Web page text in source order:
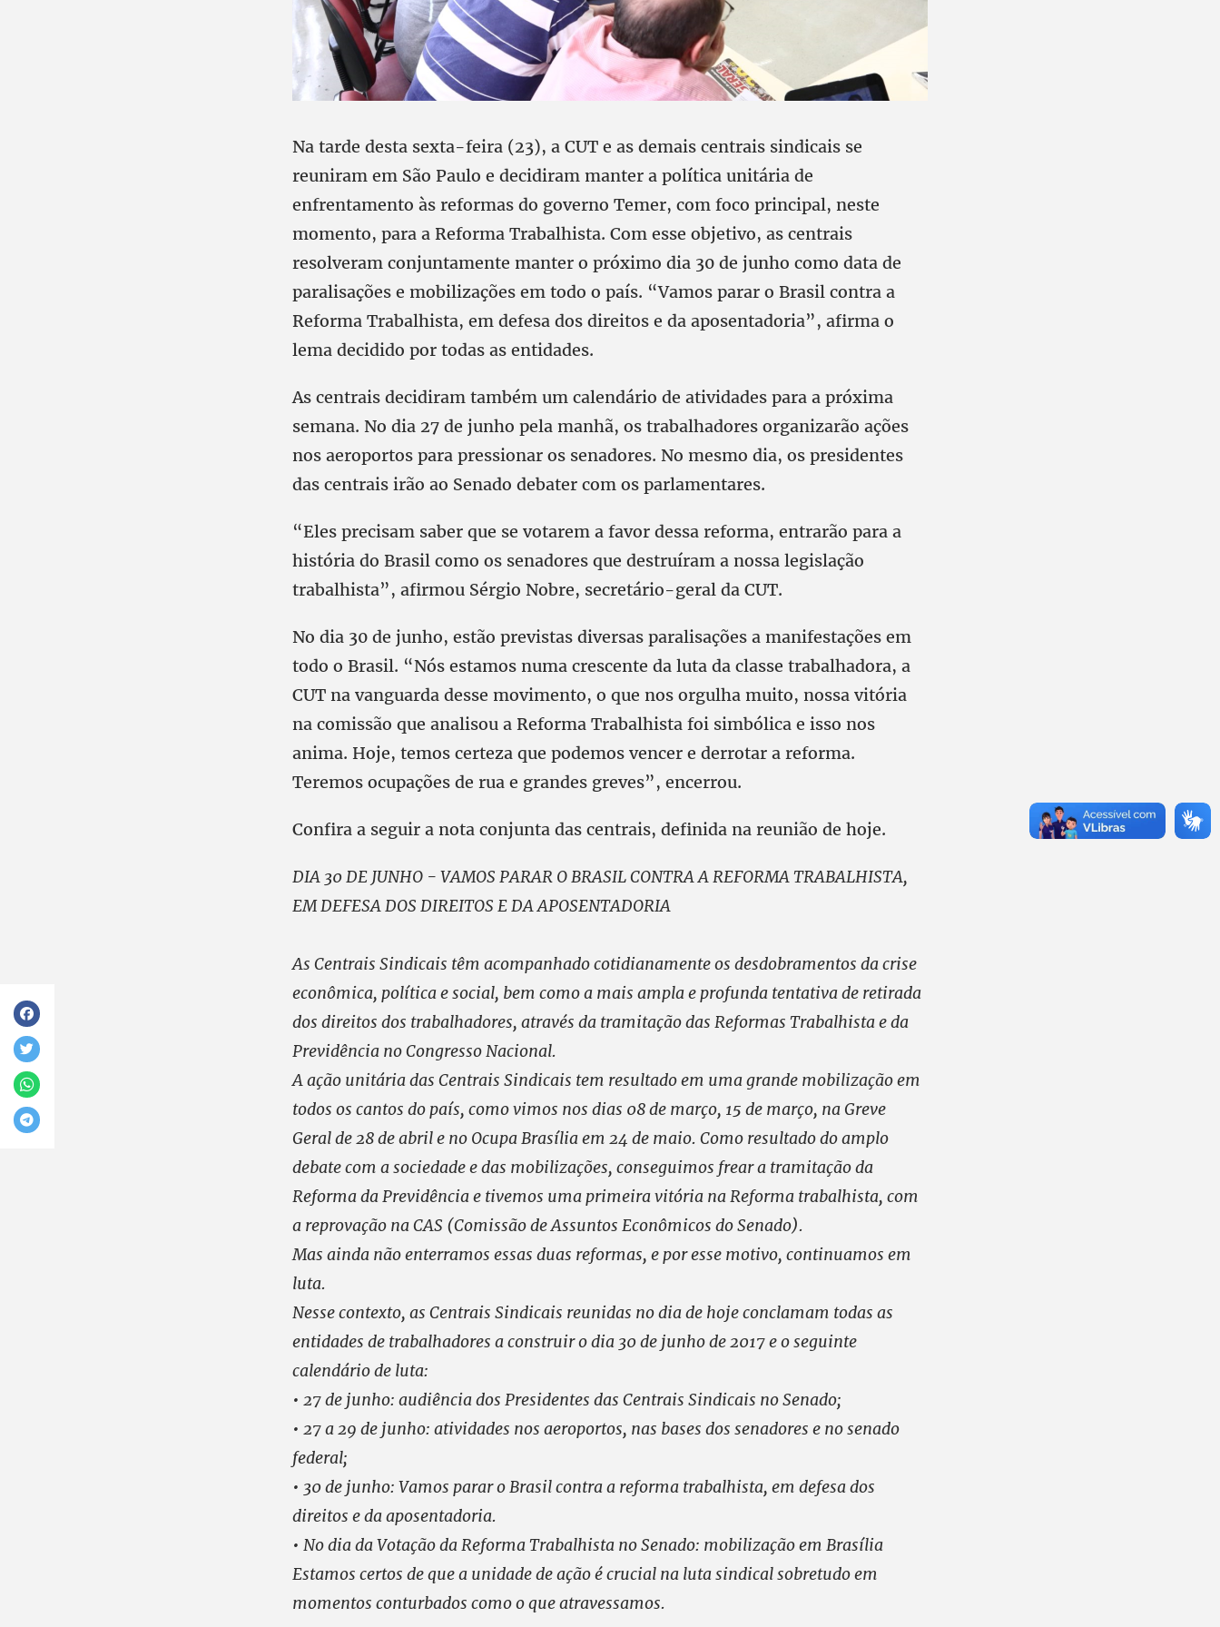
Na tarde desta sexta-feira (23), a CUT e as demais centrais sindicais se
reuniram em São Paulo e decidiram manter a política unitária de
enfrentamento às reformas do governo Temer, com foco principal, neste
momento, para a Reforma Trabalhista. Com esse objetivo, as centrais
resolveram conjuntamente manter o próximo dia 30 de junho como data de
paralisações e mobilizações em todo o país. “Vamos parar o Brasil contra a
Reforma Trabalhista, em defesa dos direitos e da aposentadoria”, afirma o
lema decidido por todas as entidades.
As centrais decidiram também um calendário de atividades para a próxima
semana. No dia 27 de junho pela manhã, os trabalhadores organizarão ações
nos aeroportos para pressionar os senadores. No mesmo dia, os presidentes
das centrais irão ao Senado debater com os parlamentares.
“Eles precisam saber que se votarem a favor dessa reforma, entrarão para a
história do Brasil como os senadores que destruíram a nossa legislação
trabalhista”, afirmou Sérgio Nobre, secretário-geral da CUT.
No dia 30 de junho, estão previstas diversas paralisações a manifestações em
todo o Brasil. “Nós estamos numa crescente da luta da classe trabalhadora, a
CUT na vanguarda desse movimento, o que nos orgulha muito, nossa vitória
na comissão que analisou a Reforma Trabalhista foi simbólica e isso nos
anima. Hoje, temos certeza que podemos vencer e derrotar a reforma.
Teremos ocupações de rua e grandes greves”, encerrou.
Confira a seguir a nota conjunta das centrais, definida na reunião de hoje.
DIA 30 DE JUNHO - VAMOS PARAR O BRASIL CONTRA A REFORMA TRABALHISTA,
EM DEFESA DOS DIREITOS E DA APOSENTADORIA
As Centrais Sindicais têm acompanhado cotidianamente os desdobramentos da crise
econômica, política e social, bem como a mais ampla e profunda tentativa de retirada
dos direitos dos trabalhadores, através da tramitação das Reformas Trabalhista e da
Previdência no Congresso Nacional.
A ação unitária das Centrais Sindicais tem resultado em uma grande mobilização em
todos os cantos do país, como vimos nos dias 08 de março, 15 de março, na Greve
Geral de 28 de abril e no Ocupa Brasília em 24 de maio. Como resultado do amplo
debate com a sociedade e das mobilizações, conseguimos frear a tramitação da
Reforma da Previdência e tivemos uma primeira vitória na Reforma trabalhista, com
a reprovação na CAS (Comissão de Assuntos Econômicos do Senado).
Mas ainda não enterramos essas duas reformas, e por esse motivo, continuamos em
luta.
Nesse contexto, as Centrais Sindicais reunidas no dia de hoje conclamam todas as
entidades de trabalhadores a construir o dia 30 de junho de 2017 e o seguinte
calendário de luta:
• 27 de junho: audiência dos Presidentes das Centrais Sindicais no Senado;
• 27 a 29 de junho: atividades nos aeroportos, nas bases dos senadores e no senado
federal;
• 30 de junho: Vamos parar o Brasil contra a reforma trabalhista, em defesa dos
direitos e da aposentadoria.
• No dia da Votação da Reforma Trabalhista no Senado: mobilização em Brasília
Estamos certos de que a unidade de ação é crucial na luta sindical sobretudo em
momentos conturbados como o que atravessamos.